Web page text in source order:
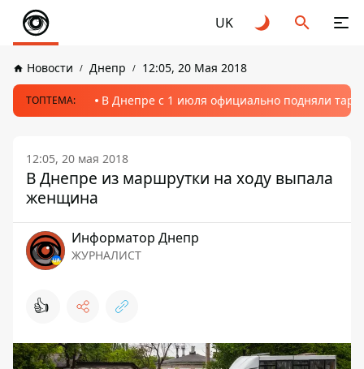
UK
Новости Днепр 12:05, 20 Мая 2018
ТОПТЕМА: В Днепре с 1 июля официально подняли
12:05, 20 мая 2018
В Днепре из маршрутки на ходу выпала
женщина
Информатор Днепр
ЖУРНАЛИСТ
👍